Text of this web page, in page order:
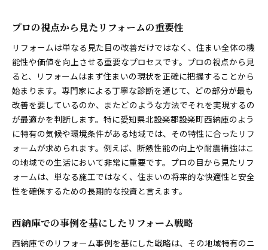
設楽町に住む魅力を引き出すリフォーム
地元の特性を生かした豊かな住まい
ライフスタイルに合わせたリフォームの提案
地域コミュニティとの連携を考えた住まいづくり
住まいを通じて実現する地域への貢献
プロの視点から見たリフォームの重要性
リフォームは単なる見た目の改善だけではなく、住まい全体の機
能性や価値を向上させる重要なプロセスです。プロの視点から見
ると、リフォームはまず住まいの現状を正確に把握することから
始まります。専門家による丁寧な診断を通じて、どの部分が最も
改善を要しているのか、またどのような方法でそれを実現するの
が最適かを判断します。特に愛知県北設楽郡設楽町西納庫のよう
に特有の気候や環境条件がある地域では、その特性に合ったリフ
ォームが求められます。例えば、断熱性能の向上や耐震補強はこ
の地域での生活において非常に重要です。プロの目から見たリフ
ォームは、単なる施工ではなく、住まいの将来的な快適性と安全
性を確保するための長期的な投資と言えます。
西納庫での事例を基にしたリフォーム戦略
西納庫でのリフォーム事例を基にした戦略は、その地域特有のニ